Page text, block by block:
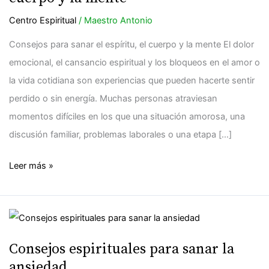
Centro Espiritual/ Maestro Antonio
Consejos para sanar el espíritu, el cuerpo y la mente El dolor
emocional, el cansancio espiritual y los bloqueos en el amor o
la vida cotidiana son experiencias que pueden hacerte sentir
perdido o sin energía. Muchas personas atraviesan
momentos difíciles en los que una situación amorosa, una
discusión familiar, problemas laborales o una etapa […]
espíritu,
Leer más »
Consejos espirituales para sanar la
Consejos
para